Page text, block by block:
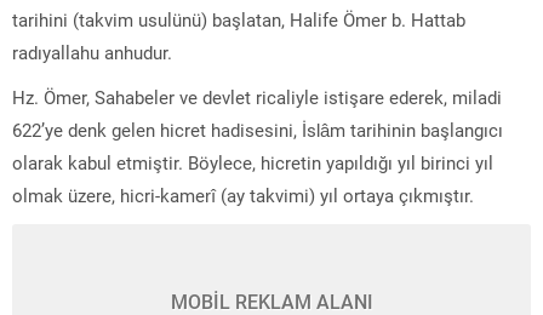
tarihini (takvim usulünü) başlatan, Halife Ömer b. Hattab
radıyallahu anhudur.
Hz. Ömer, Sahabeler ve devlet ricaliyle istişare ederek, miladi
622’ye denk gelen hicret hadisesini, İslâm tarihinin başlangıcı
olarak kabul etmiştir. Böylece, hicretin yapıldığı yıl birinci yıl
olmak üzere, hicri-kamerî (ay takvimi) yıl ortaya çıkmıştır.
MOBİL REKLAM ALANI